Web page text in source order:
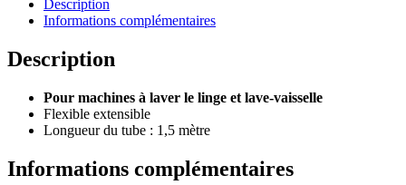
Description
Informations complémentaires
Description
Pour machines à laver le linge et lave-vaisselle
Flexible extensible
Longueur du tube : 1,5 mètre
Informations complémentaires